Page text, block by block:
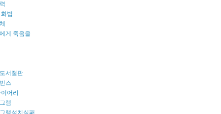
법
게 죽음을
서절판
스
어리
램
램설치실패